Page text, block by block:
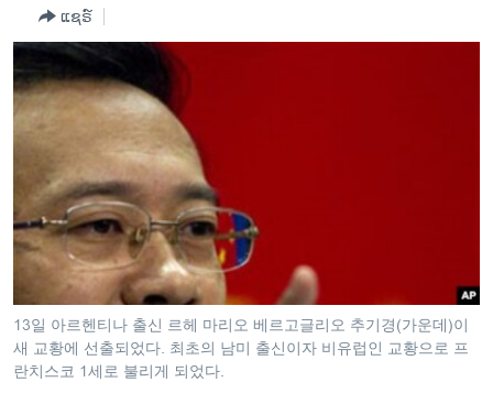
ຊອກ
ຄົ້ນ
ຂ່າວ​ຈີນ
ໂລກ
ເອເຊຍ
ອິດສະຫຼະພາບດ້ານການຂ່າວ
ຊີວິດຊາວລາວ
ຊຸມຊົນຊາວລາວ
ວິທະຍາສາດ-ເທັກໂນໂລຈີ
ທຸລະກິດ
ພາສາອັງກິດ
ວີດີໂອ
ແຊຣ໌
13일 아르헨티나 출신 르헤 마리오 베르고글리오 추기경(가운데)이
새 교황에 선출되었다. 최초의 남미 출신이자 비유럽인 교황으로 프
란치스코 1세로 불리게 되었다.